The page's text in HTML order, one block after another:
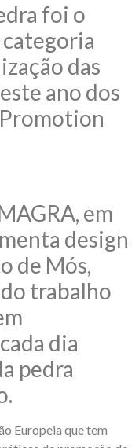
foi o
das
ano dos
em
design
de Mós,
trabalho
dia
pedra
Europeia que tem